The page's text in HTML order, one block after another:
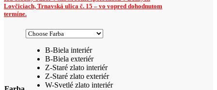
Lovčiciach, Trnavská ulica č. 15 – vo vopred dohodnutom
termíne.
B-Biela interiér
B-Biela exteriér
Z-Staré zlato interiér
Z-Staré zlato exteriér
W-Svetlé zlato interiér